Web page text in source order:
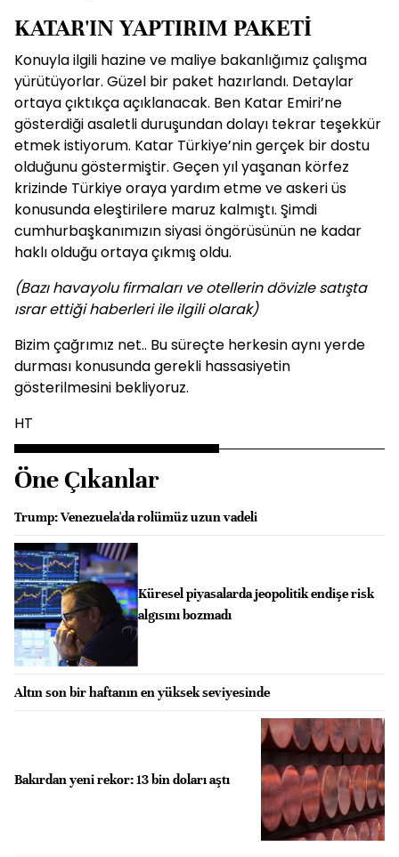
KATAR'IN YAPTIRIM PAKETİ
Konuyla ilgili hazine ve maliye bakanlığımız çalışma
yürütüyorlar. Güzel bir paket hazırlandı. Detaylar
ortaya çıktıkça açıklanacak. Ben Katar Emiri’ne
gösterdiği asaletli duruşundan dolayı tekrar teşekkür
etmek istiyorum. Katar Türkiye’nin gerçek bir dostu
olduğunu göstermiştir. Geçen yıl yaşanan körfez
krizinde Türkiye oraya yardım etme ve askeri üs
konusunda eleştirilere maruz kalmıştı. Şimdi
cumhurbaşkanımızın siyasi öngörüsünün ne kadar
haklı olduğu ortaya çıkmış oldu.
(Bazı havayolu firmaları ve otellerin dövizle satışta
ısrar ettiği haberleri ile ilgili olarak)
Bizim çağrımız net.. Bu süreçte herkesin aynı yerde
durması konusunda gerekli hassasiyetin
gösterilmesini bekliyoruz.
HT
Öne Çıkanlar
Trump: Venezuela'da rolümüz uzun vadeli
Küresel piyasalarda jeopolitik endişe risk
algısını bozmadı
Altın son bir haftanın en yüksek seviyesinde
Bakırdan yeni rekor: 13 bin doları aştı